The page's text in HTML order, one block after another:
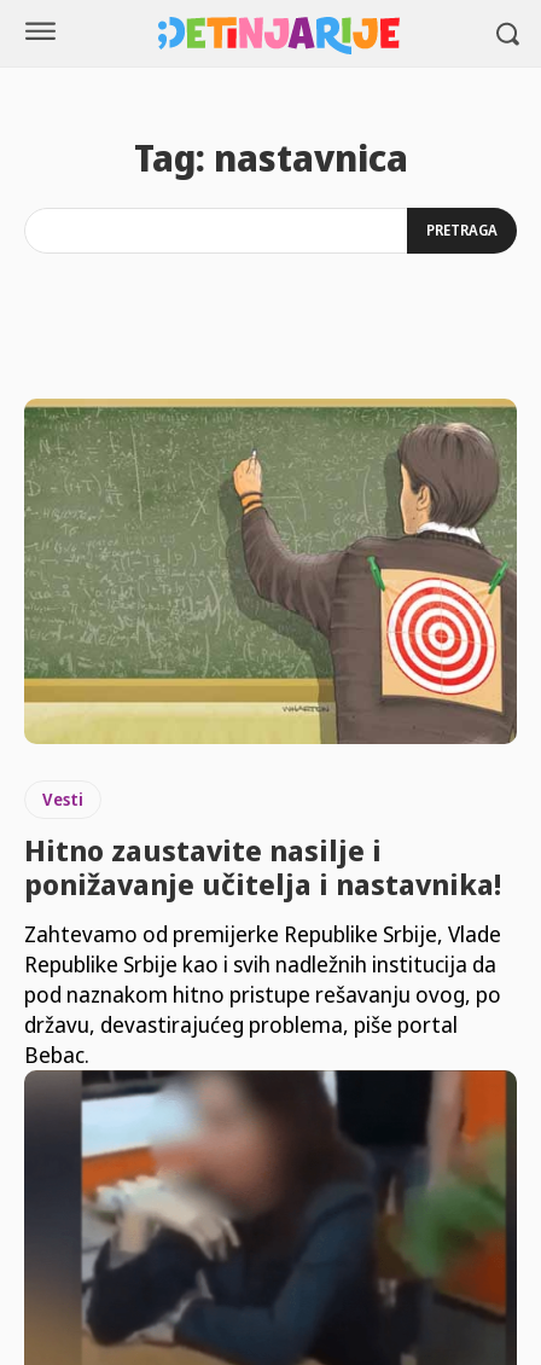
Tag: nastavnica
PRETRAGA
Vesti
Hitno zaustavite nasilje i
ponižavanje učitelja i nastavnika!
Zahtevamo od premijerke Republike Srbije, Vlade
Republike Srbije kao i svih nadležnih institucija da
pod naznakom hitno pristupe rešavanju ovog, po
državu, devastirajućeg problema, piše portal
Bebac.